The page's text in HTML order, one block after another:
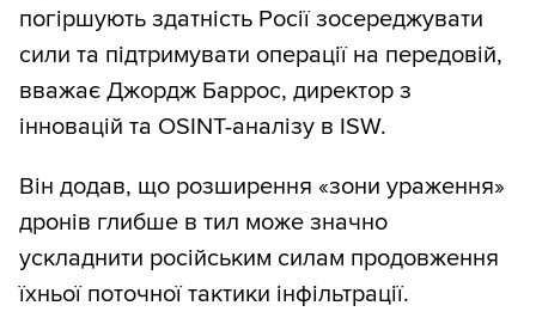
погіршують здатність Росії зосереджувати
сили та підтримувати операції на передовій,
вважає Джордж Баррос, директор з
інновацій та OSINT-аналізу в ISW.
Він додав, що розширення «зони ураження»
дронів глибше в тил може значно
ускладнити російським силам продовження
їхньої поточної тактики інфільтрації.